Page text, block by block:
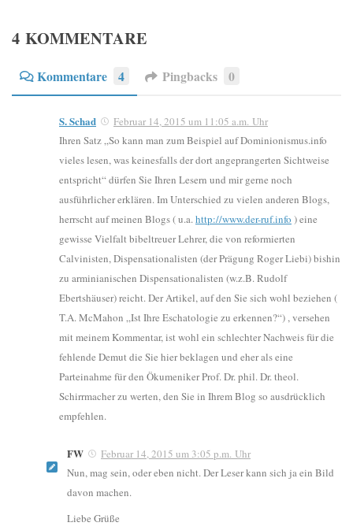
4 KOMMENTARE
Kommentare 4 Pingbacks 0
S. Schad
Februar 14, 2015 um 11:05 a.m. Uhr
Ihren Satz „So kann man zum Beispiel auf Dominionismus.info
vieles lesen, was keinesfalls der dort angeprangerten Sichtweise
entspricht“ dürfen Sie Ihren Lesern und mir gerne noch
ausführlicher erklären. Im Unterschied zu vielen anderen Blogs,
herrscht auf meinen Blogs ( u.a. http://www.der-ruf.info ) eine
gewisse Vielfalt bibeltreuer Lehrer, die von reformierten
Calvinisten, Dispensationalisten (der Prägung Roger Liebi) bishin
zu arminianischen Dispensationalisten (w.z.B. Rudolf
Ebertshäuser) reicht. Der Artikel, auf den Sie sich wohl beziehen (
T.A. McMahon „Ist Ihre Eschatologie zu erkennen?“) , versehen
mit meinem Kommentar, ist wohl ein schlechter Nachweis für die
fehlende Demut die Sie hier beklagen und eher als eine
Parteinahme für den Ökumeniker Prof. Dr. phil. Dr. theol.
Schirrmacher zu werten, den Sie in Ihrem Blog so ausdrücklich
empfehlen.
FW
Februar 14, 2015 um 3:05 p.m. Uhr
Nun, mag sein, oder eben nicht. Der Leser kann sich ja ein Bild
davon machen.
Liebe Grüße